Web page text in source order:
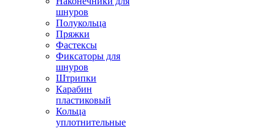
шнуров
Полукольца
Пряжки
Фастексы
Фиксаторы для
шнуров
Штрипки
Карабин
пластиковый
Кольца
уплотнительные